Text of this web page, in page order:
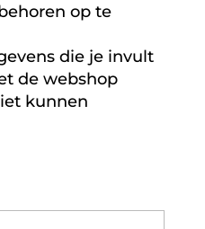
op te
die je invult
de webshop
kunnen